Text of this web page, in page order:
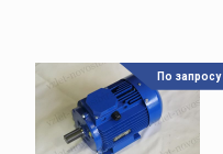
По запросу